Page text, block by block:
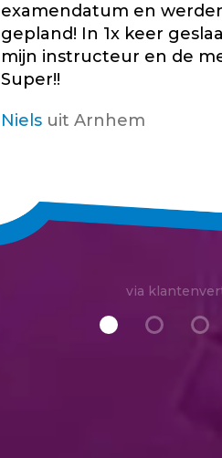
examendatum en
gepland! In 1x keer
mijn instructeur en de
Super!!
Niels uit Arnhem
via